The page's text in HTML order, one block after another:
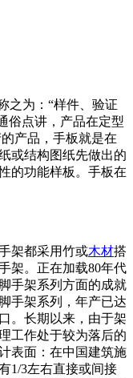
之为：“样件、验证
俗点讲，产品在定型
产品，手板就是在
或结构图纸先做出的
的功能样板。手板在
架都采用竹或木材搭
架。正在加载80年代
手架系列方面的成就
手架系列，年产已达
。长期以来，由于架
工作处于较为落后的
表面：在中国建筑施
1/3左右直接或间接